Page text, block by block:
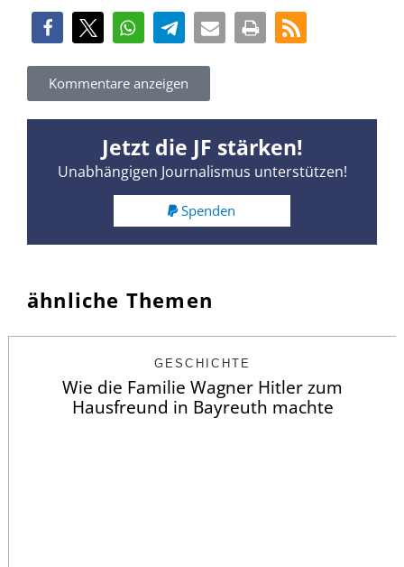
Kommentare anzeigen
Jetzt die JF stärken!
Unabhängigen Journalismus unterstützen!
Spenden
ähnliche Themen
GESCHICHTE
Wie die Familie Wagner Hitler zum
Hausfreund in Bayreuth machte